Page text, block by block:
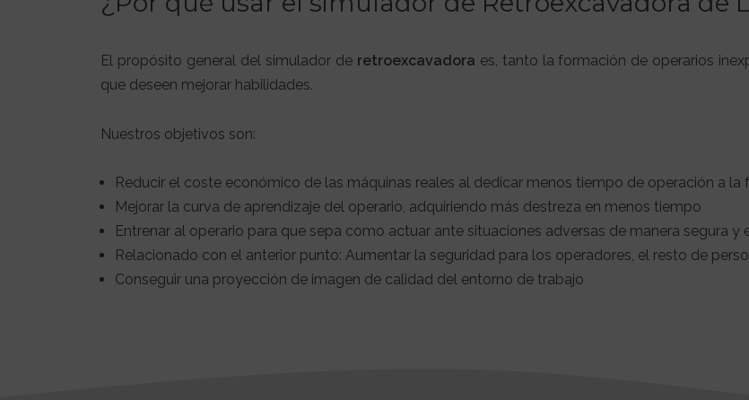
El propósito general del simulador de retroexcavadora es, tanto la formación de operarios
que deseen mejorar habilidades.
Nuestros objetivos son:
Reducir el coste económico de las máquinas reales al dedicar menos tiempo de operación a la
Mejorar la curva de aprendizaje del operario, adquiriendo más destreza en menos tiempo
Entrenar al operario para que sepa como actuar ante situaciones adversas de manera segura y
Relacionado con el anterior punto: Aumentar la seguridad para los operadores, el resto de
Conseguir una proyección de imagen de calidad del entorno de trabajo